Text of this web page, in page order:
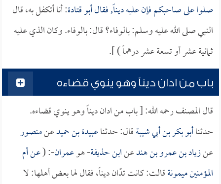
صلوا على صاحبكم فإن عليه ديناً, فقالأبو قتادة: أنا أتكفل به، قال
النبي صلى الله عليه وسلم: بالوفاء؟ قال: بالوفاء. وكان الذي عليه
ثمانية عشر أو تسعة عشر درهماً ) ].
باب من ادان ديناً وهو ينوي قضاءه
قال المصنف رحمه الله: [ باب من ادان ديناً وهو ينوي قضاءه.
حدثناأبو بكر بن أبي شيبةقال: حدثناعبيدة بن حميدعنمنصور
عنزياد بن عمرو بن هندعنابن حذيفة- هوعمران-: (عن أم
المؤمنينميمونةقالت: كانت تدّان ديناً، فقال لها بعض أهلها: لا